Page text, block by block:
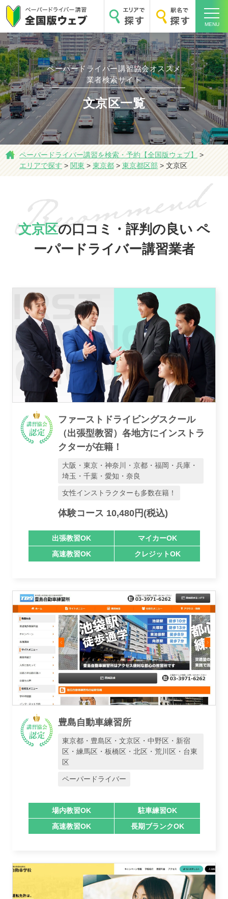
MENU
ホーム
エリアで探す
駅名で探す
おすすめ業者
講習トピックス
運営会社
業者様登録はこちら
ペーパードライバー講習協会オススメ
業者検索サイト
文京区一覧
ペーパードライバー講習を検索・予約【全国版ウェブ】
>
エリアで探す > 関東 > 東京都 > 東京都区部 > 文京区
文京区の口コミ・評判の良い ペ
ーパードライバー講習業者
ファーストドライビングスクール
（出張型教習）各地方にインストラ
クターが在籍！
大阪・東京・神奈川・京都・福岡・兵庫・
埼玉・千葉・愛知・奈良
女性インストラクターも多数在籍！
体験コース 10,480円(税込)
出張教習OK
マイカーOK
高速教習OK
クレジットOK
豊島自動車練習所
東京都・豊島区・文京区・中野区・新宿
区・練馬区・板橋区・北区・荒川区・台東
区
ペーパードライバー
場内教習OK
駐車練習OK
高速教習OK
長期ブランクOK